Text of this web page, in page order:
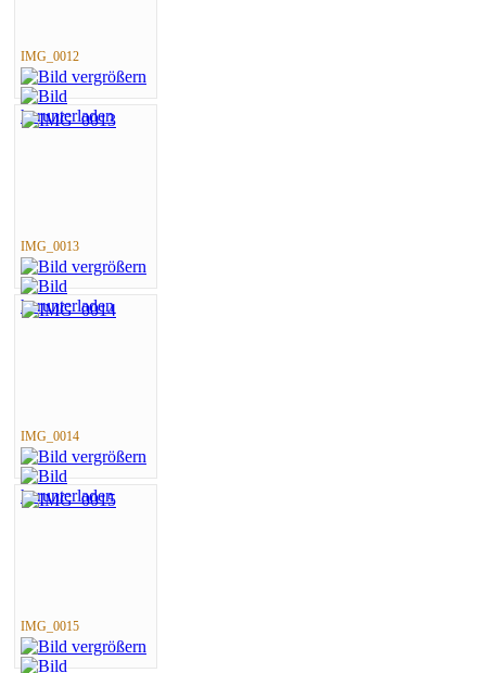
IMG_0012
IMG_0013
IMG_0014
IMG_0015